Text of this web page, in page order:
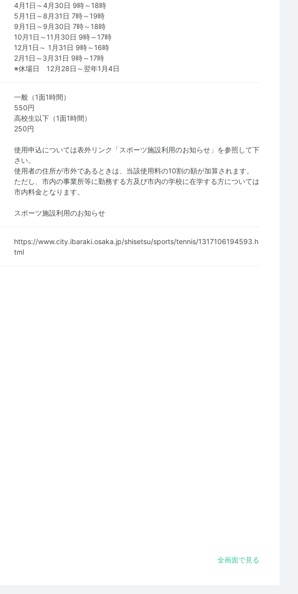
4月1日～4月30日 9時～18時
5月1日～8月31日 7時～19時
9月1日～9月30日 7時～18時
10月1日～11月30日 9時～17時
12月1日～ 1月31日 9時～16時
2月1日～3月31日 9時～17時
※休場日 12月28日～翌年1月4日
一般（1面1時間）
550円
高校生以下（1面1時間）
250円
使用申込については表外リンク「スポーツ施設利用のお知らせ」を参照して下
さい。
使用者の住所が市外であるときは、当該使用料の10割の額が加算されます。
ただし、市内の事業所等に勤務する方及び市内の学校に在学する方については
市内料金となります。
スポーツ施設利用のお知らせ
https://www.city.ibaraki.osaka.jp/shisetsu/sports/tennis/1317106194593.h
tml
全画面で見る